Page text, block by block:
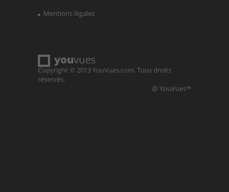
Mentions légales
Copyright © 2013YouVues.com, Tous droits
réservés.
@ YouVues™